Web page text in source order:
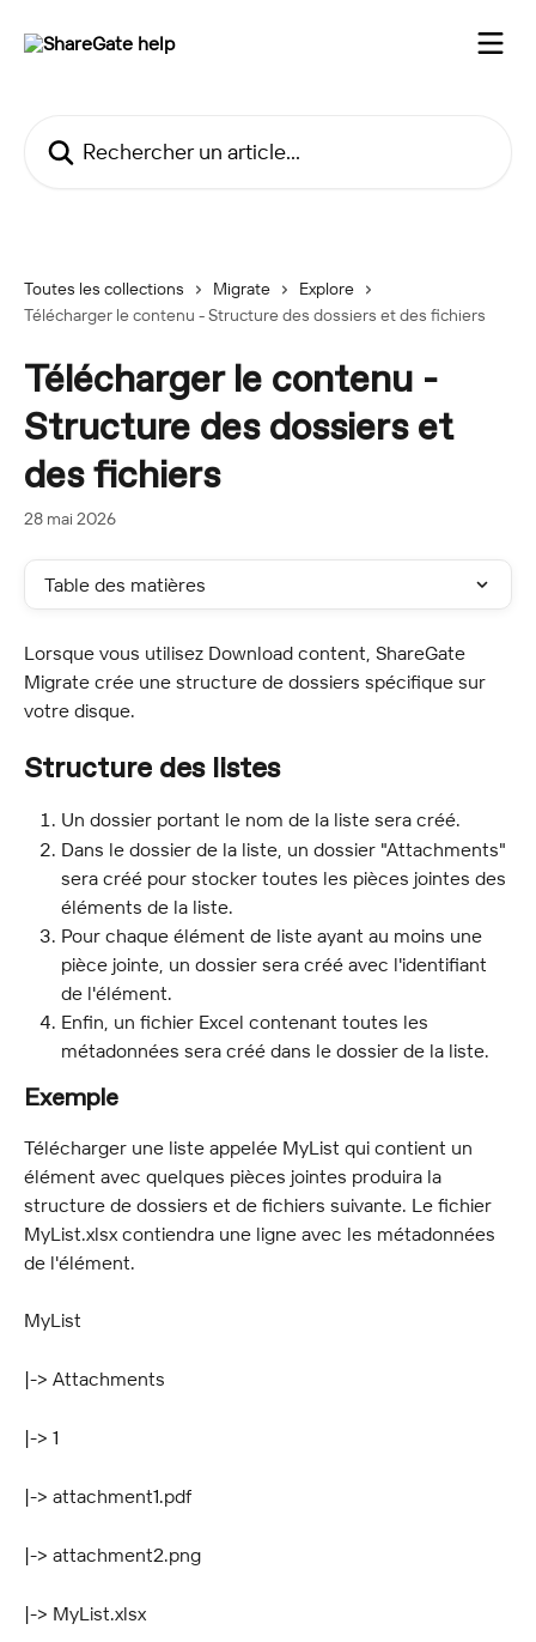
Toutes les collections Migrate
Explore
Télécharger le contenu - Structure des dossiers et des fichiers
Télécharger le contenu -
Structure des dossiers et
des fichiers
28 mai 2026
Table des matières
Lorsque vous utilisez Download content, ShareGate
Migrate crée une structure de dossiers spécifique sur
votre disque.
Structure des listes
Un dossier portant le nom de la liste sera créé.
Dans le dossier de la liste, un dossier "Attachments"
sera créé pour stocker toutes les pièces jointes des
éléments de la liste.
Pour chaque élément de liste ayant au moins une
pièce jointe, un dossier sera créé avec l'identifiant
de l'élément.
Enfin, un fichier Excel contenant toutes les
métadonnées sera créé dans le dossier de la liste.
Exemple
Télécharger une liste appelée MyList qui contient un
élément avec quelques pièces jointes produira la
structure de dossiers et de fichiers suivante. Le fichier
MyList.xlsx contiendra une ligne avec les métadonnées
de l'élément.
MyList
|-> Attachments
|-> 1
|-> attachment1.pdf
|-> attachment2.png
|-> MyList.xlsx